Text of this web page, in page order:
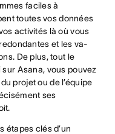
faciles à
toutes vos données
activités là où vous
et les va-
De plus, tout le
Asana, vous pouvez
projet ou de l’équipe
ses
étapes clés d’un